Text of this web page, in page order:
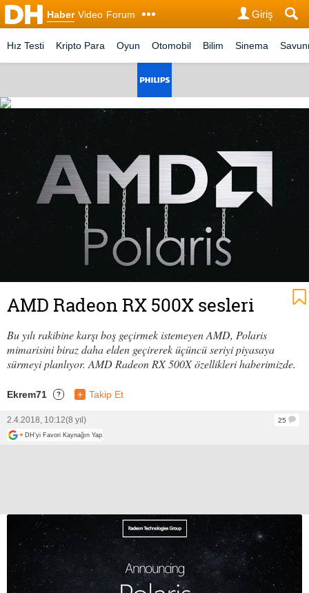
Haber Video Forum Giriş
Hız Testi Kripto Para Oyun Otomobil Bilim Sinema
AMD Radeon RX 500X sesleri
Bu yılı rakibine karşı boş geçirmek istemeyen AMD, Polaris
mimarisini biraz daha elden geçirerek üçüncü seriyi piyasaya
sürmeyi planlıyor. AMD Radeon RX 500X özellikleri haberimizde.
Ekrem71 ? + Takip Et
2.4.2018, 10:12(8 yıl)
25
+ DH'yi Favori Kaynağın Yap